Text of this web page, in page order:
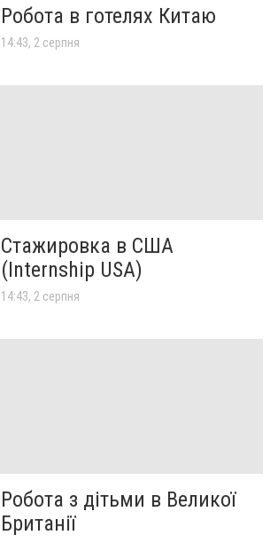
Робота в готелях Китаю
14:43, 2 серпня
Стажировка в США
(Internship USA)
14:43, 2 серпня
Робота з дітьми в Великої
Британії